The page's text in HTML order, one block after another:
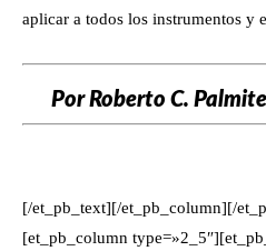
aplicar a todos los instrumentos y
Por Roberto C.
[/et_pb_text][/et_pb_column][/
[et_pb_column